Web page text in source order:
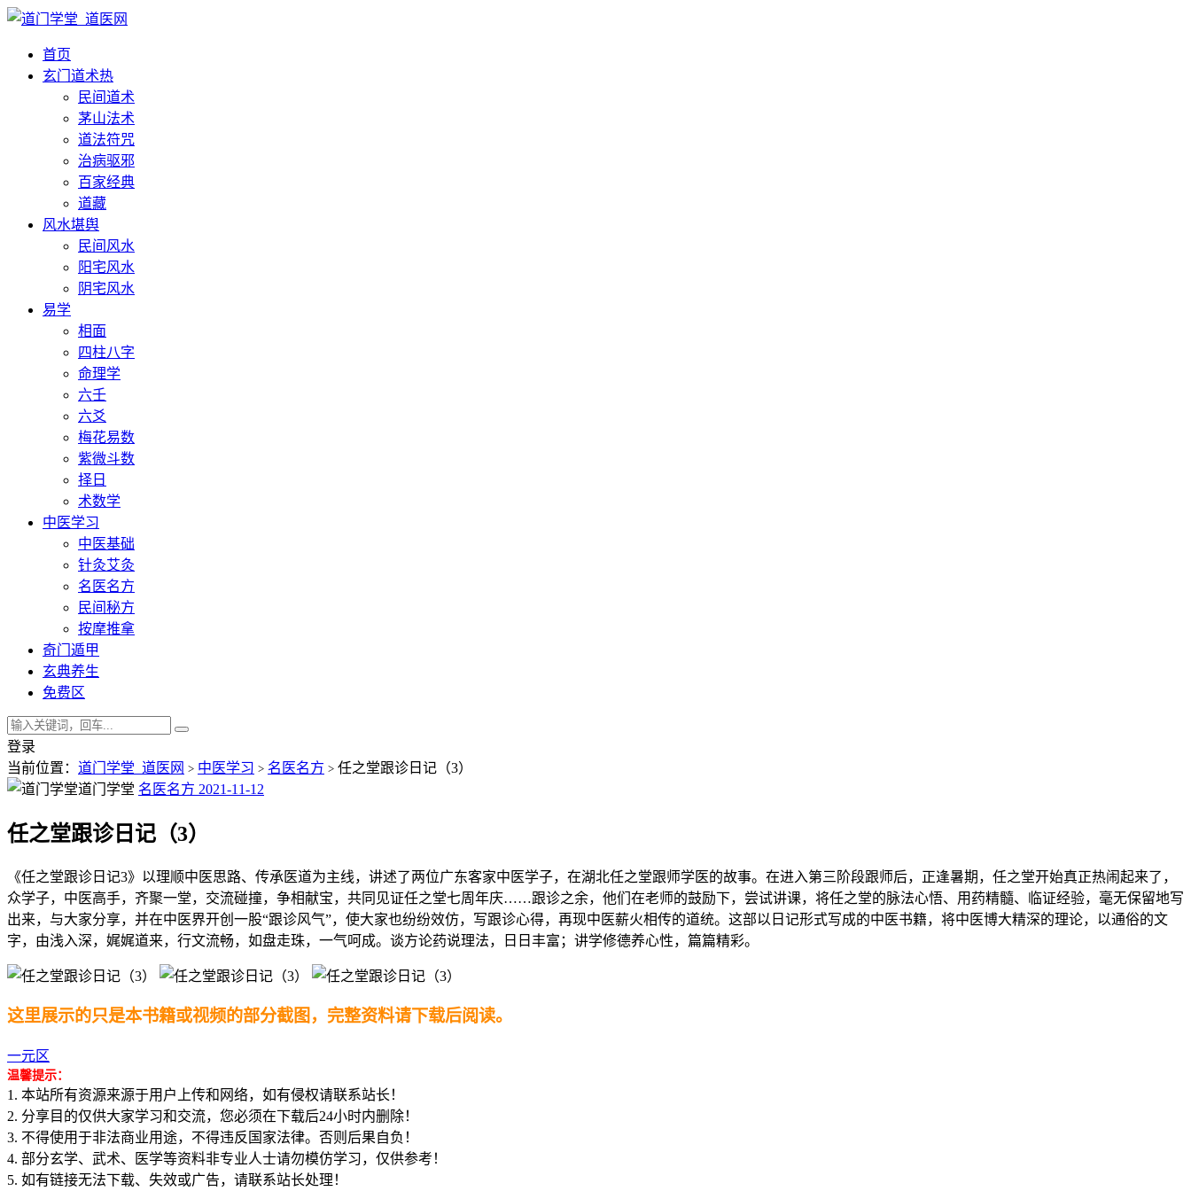
首页
玄门道术热
民间道术
茅山法术
道法符咒
治病驱邪
百家经典
道藏
风水堪舆
民间风水
阳宅风水
阴宅风水
易学
相面
四柱八字
命理学
六壬
六爻
梅花易数
紫微斗数
择日
术数学
中医学习
中医基础
针灸艾灸
名医名方
民间秘方
按摩推拿
奇门遁甲
玄典养生
免费区
登录
当前位置： 道门学堂_道医网 > 中医学习 > 名医名方 > 任之堂跟诊日记（3）
道门学堂 名医名方 2021-11-12
任之堂跟诊日记（3）
《任之堂跟诊日记3》以理顺中医思路、传承医道为主线，讲述了两位广东客家中医学子，在湖北任之堂跟师学医的故事。在进入第三阶段跟师后，正逢暑期，任之堂开始真正热闹起来了，
众学子，中医高手，齐聚一堂，交流碰撞，争相献宝，共同见证任之堂七周年庆……跟诊之余，他们在老师的鼓励下，尝试讲课，将任之堂的脉法心悟、用药精髓、临证经验，毫无保留地写
出来，与大家分享，并在中医界开创一股“跟诊风气”，使大家也纷纷效仿，写跟诊心得，再现中医薪火相传的道统。这部以日记形式写成的中医书籍，将中医博大精深的理论，以通俗的文
字，由浅入深，娓娓道来，行文流畅，如盘走珠，一气呵成。谈方论药说理法，日日丰富；讲学修德养心性，篇篇精彩。
这里展示的只是本书籍或视频的部分截图，完整资料请下载后阅读。
一元区
温馨提示：
1. 本站所有资源来源于用户上传和网络，如有侵权请联系站长！
2. 分享目的仅供大家学习和交流，您必须在下载后24小时内删除！
3. 不得使用于非法商业用途，不得违反国家法律。否则后果自负！
4. 部分玄学、武术、医学等资料非专业人士请勿模仿学习，仅供参考！
5. 如有链接无法下载、失效或广告，请联系站长处理！